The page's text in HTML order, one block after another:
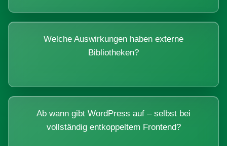
Welche Auswirkungen haben externe
Bibliotheken?
Ab wann gibt WordPress auf – selbst bei
vollständig entkoppeltem Frontend?